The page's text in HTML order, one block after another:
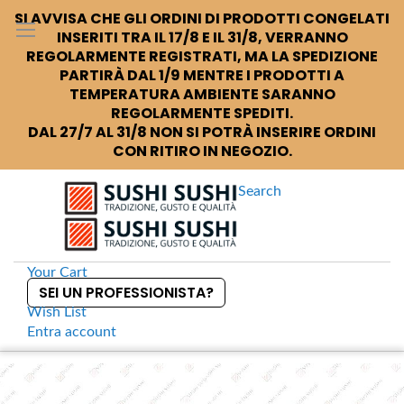
SI AVVISA CHE GLI ORDINI DI PRODOTTI CONGELATI
INSERITI TRA IL 17/8 E IL 31/8, VERRANNO
REGOLARMENTE REGISTRATI, MA LA SPEDIZIONE
PARTIRÀ DAL 1/9 MENTRE I PRODOTTI A
TEMPERATURA AMBIENTE SARANNO
REGOLARMENTE SPEDITI.
DAL 27/7 AL 31/8 NON SI POTRÀ INSERIRE ORDINI
CON RITIRO IN NEGOZIO.
Search
Your Cart
SEI UN PROFESSIONISTA?
Wish List
Entra account
S
Home EPS 006 Scatole per sushi da asporto plastic free
S
k